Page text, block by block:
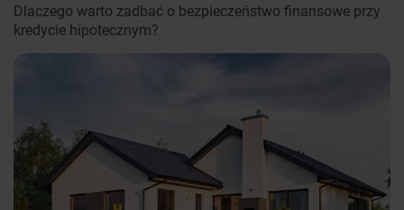
Dlaczego warto zadbać o bezpieczeństwo finansowe przy
kredycie hipotecznym?